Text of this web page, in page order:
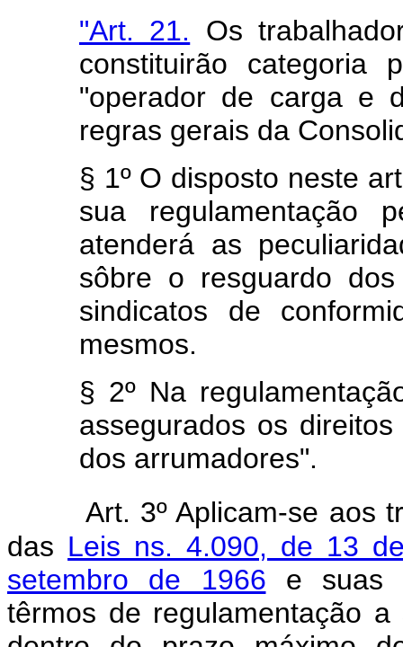
"Art. 21. Os
constituirão categoria
"operador de carga e
regras gerais da
§ 1º O disposto neste
sua regulamentação
atenderá as
sôbre o resguardo
sindicatos de
mesmos.
§ 2º Na
assegurados os
dos arrumadores".
Art. 3º Aplicam-se aos
das Leis ns. 4.090, de 13
setembro de 1966 e suas
têrmos de regulamentação